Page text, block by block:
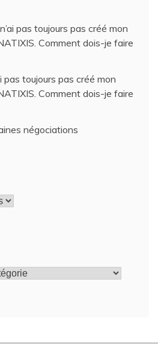
n’ai pas toujours pas créé mon
Comment dois-je faire
pas toujours pas créé mon
Comment dois-je faire
négociations